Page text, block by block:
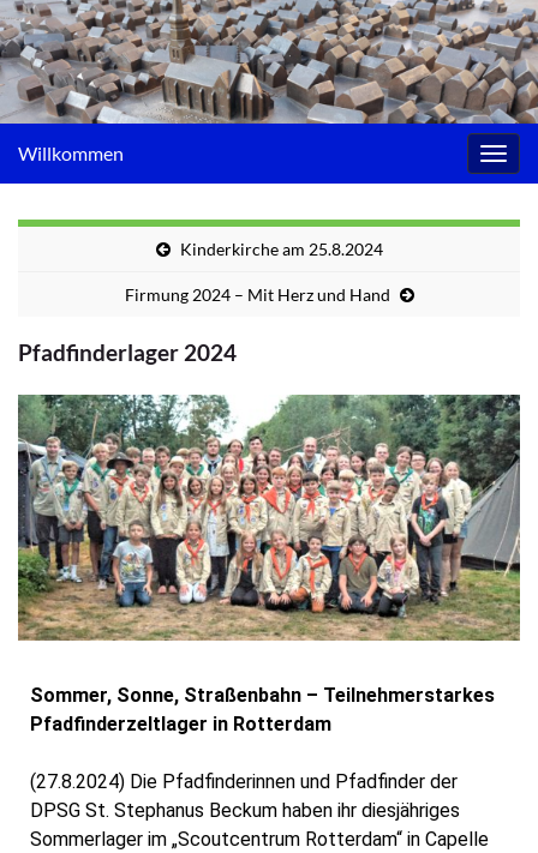
Willkommen
Kinderkirche am 25.8.2024
Firmung 2024 – Mit Herz und Hand
Pfadfinderlager 2024
Sommer, Sonne, Straßenbahn – Teilnehmerstarkes
Pfadfinderzeltlager in Rotterdam
(27.8.2024) Die Pfadfinderinnen und Pfadfinder der
DPSG St. Stephanus Beckum haben ihr diesjähriges
Sommerlager im „Scoutcentrum Rotterdam“ in Capelle